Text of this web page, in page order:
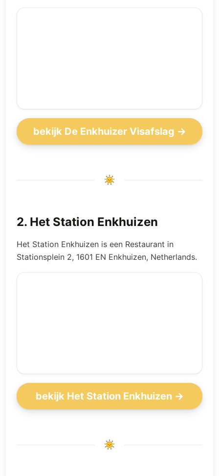
bekijk De Enkhuizer Visafslag →
2. Het Station Enkhuizen
Het Station Enkhuizen is een Restaurant in
Stationsplein 2, 1601 EN Enkhuizen, Netherlands.
bekijk Het Station Enkhuizen →